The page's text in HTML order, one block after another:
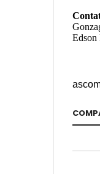
Edson